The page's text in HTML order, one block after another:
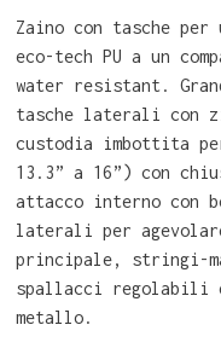
Zaino con tasche
eco-tech PU a un
water resistant.
tasche laterali con
custodia imbottita
13.3” a 16”) con
attacco interno con
laterali per
principale, stringi-
spallacci regolabili
metallo.